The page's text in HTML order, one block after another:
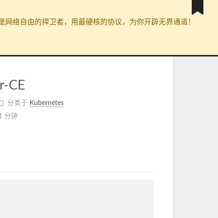
络自由的捍卫者，用最硬核的协议，为你开辟无界通道！
CE
分类于 Kubernetes
分钟